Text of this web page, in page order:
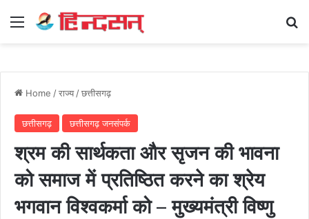
Menu
Home /राज्य /छत्तीसगढ़
छत्तीसगढ़ छत्तीसगढ़ जनसंपर्क
श्रम की सार्थकता और सृजन की भावना
को समाज में प्रतिष्ठित करने का श्रेय
भगवान विश्वकर्मा को – मुख्यमंत्री विष्णु